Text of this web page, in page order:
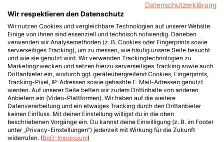
Datenschutzerklärung
Wir respektieren den Datenschutz
Wir nutzen Cookies und vergleichbare Technologien auf unserer Website.
Einige von ihnen sind essenziell und technisch notwendig. Daneben
verwenden wir Analysemethoden (z. B. Cookies oder Fingerprints sowie
serverseitiges Tracking), um zu messen, wie häufig unsere Seite besucht
und wie sie genutzt wird. Wir verwenden Trackingtechnologien zu
Marketingzwecken und setzen hierzu serverseitiges Tracking sowie auch
Drittanbieter ein, wodurch ggf. geräteübergreifend Cookies, Fingerprints,
Tracking-Pixel, IP-Adressen sowie gehashte E-Mail-Adressen genutzt
werden. Auf unserer Seite betten wir zudem Drittinhalte von anderen
Anbietern ein (Video-Plattformen). Wir haben auf die weitere
Datenverarbeitung und ein etwaiges Tracking durch den Drittanbieter
keinen Einfluss. Mit deiner Einstellung willigst du in die oben
beschriebenen Vorgänge ein. Du kannst deine Einwilligung (z. B. im Footer
unter „Privacy-Einstellungen“) jederzeit mit Wirkung für die Zukunft
widerrufen. (BoD-Impressum)